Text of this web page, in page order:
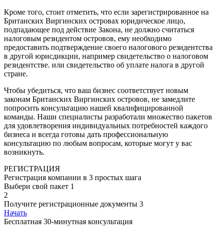
Кроме того, стоит отметить, что если зарегистрированное на
Британских Виргинских островах юридическое лицо,
подпадающее под действие Закона, не должно считаться
налоговым резидентом островов, ему необходимо
предоставить подтверждение своего налогового резидентства
в другой юрисдикции, например свидетельство о налоговом
резидентстве. или свидетельство об уплате налога в другой
стране.
Чтобы убедиться, что ваш бизнес соответствует новым
законам Британских Виргинских островов, не замедлите
попросить консультацию нашей квалифицированной
команды. Наши специалисты разработали множество пакетов
для удовлетворения индивидуальных потребностей каждого
бизнеса и всегда готовы дать профессиональную
консультацию по любым вопросам, которые могут у вас
возникнуть.
РЕГИСТРАЦИЯ
Регистрация компании в 3 простых шага
Выбери свой пакет 1
2
Получите регистрационные документы 3
Начать
Бесплатная 30-минутная консультация